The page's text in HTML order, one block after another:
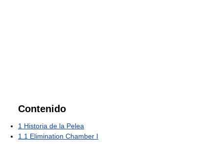
Contenido
1 Historia de la Pelea
1.1 Elimination Chamber I